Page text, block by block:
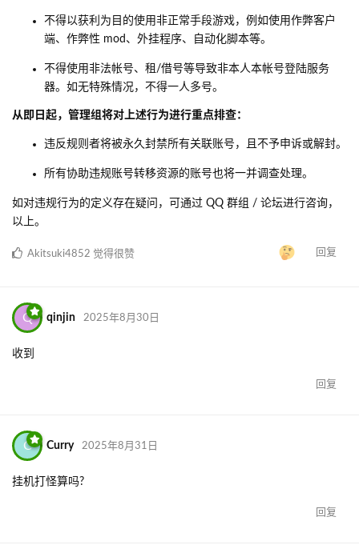
不得以获利为目的使用非正常手段游戏，例如使用作弊客户
端、作弊性 mod、外挂程序、自动化脚本等。
不得使用非法帐号、租/借号等导致非本人本帐号登陆服务
器。如无特殊情况，不得一人多号。
从即日起，管理组将对上述行为进行重点排查：
违反规则者将被永久封禁所有关联账号，且不予申诉或解封。
所有协助违规账号转移资源的账号也将一并调查处理。
如对违规行为的定义存在疑问，可通过 QQ 群组 / 论坛进行咨询，
以上。
回复
Akitsuki4852 觉得很赞
Q qinjin 2025年8月30日
收到
回复
C Curry 2025年8月31日
挂机打怪算吗?
回复